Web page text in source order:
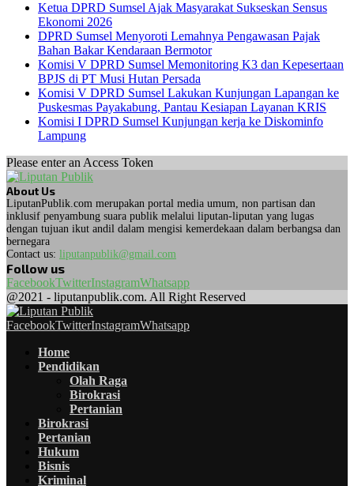
Ketua DPRD Sumsel Ajak Masyarakat Sukseskan Sensus
Ekonomi 2026
DPRD Sumsel Menyoroti Lemahnya Pengawasan Pajak
Bahan Bakar Kendaraan Bermotor
Komisi V DPRD Sumsel Memonitoring K3 dan Kepesertaan
BPJS di PT Musi Hutan Persada
Komisi V DPRD Sumsel Lakukan Kunjungan Lapangan ke
Puskesmas Payakabung, Pantau Kesiapan Layanan KRIS
Komisi I DPRD Sumsel Kunjungan kerja ke Diskominfo
Lampung
Please enter an Access Token
About Us
LiputanPublik.com merupakan portal media umum, non partisan dan
inklusif penyambung suara publik melalui liputan-liputan yang lugas
dengan tujuan ikut andil dalam mengisi kemerdekaan dalam berbangsa dan
bernegara
Contact us: liputanpublik@gmail.com
Follow us
FacebookTwitterInstagramWhatsapp
@2021 - liputanpublik.com. All Right Reserved
FacebookTwitterInstagramWhatsapp
Home
Pendidikan
Olah Raga
Birokrasi
Pertanian
Birokrasi
Pertanian
Hukum
Bisnis
Kriminal